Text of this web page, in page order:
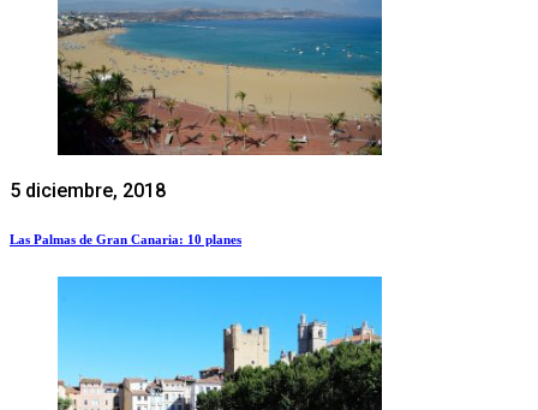
5 diciembre, 2018
Las Palmas de Gran Canaria: 10 planes